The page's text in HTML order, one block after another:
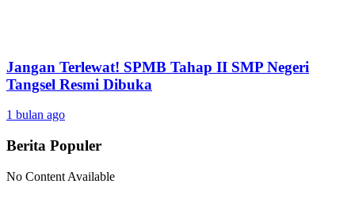
Jangan Terlewat! SPMB Tahap II SMP Negeri
Tangsel Resmi Dibuka
1 bulan ago
Berita Populer
No Content Available